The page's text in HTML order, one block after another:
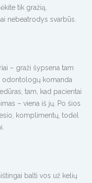
tik gražią,
nebeatrodys svarbūs.
– graži šypsena tam
odontologų komanda
tam, kad pacientai
– viena iš jų. Po šios
komplimentų, todėl
balti vos už kelių